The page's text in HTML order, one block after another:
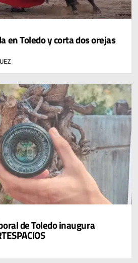
en Toledo y corta dos orejas
de Toledo inaugura